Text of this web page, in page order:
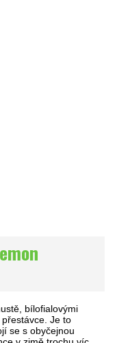
bílofialovými
Je to
se s obyčejnou